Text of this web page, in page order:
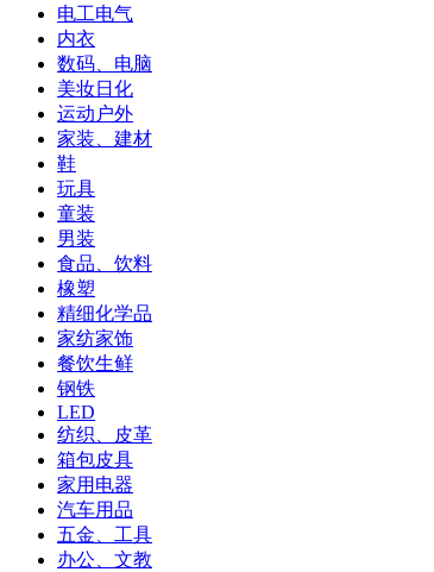
电工电气
内衣
数码、电脑
美妆日化
运动户外
家装、建材
鞋
玩具
童装
男装
食品、饮料
橡塑
精细化学品
家纺家饰
餐饮生鲜
钢铁
LED
纺织、皮革
箱包皮具
家用电器
汽车用品
五金、工具
办公、文教